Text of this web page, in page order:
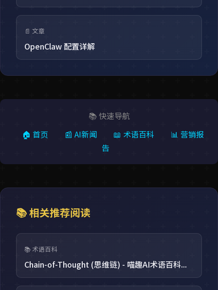
📄 文章
OpenClaw 配置详解
📚 快速导航
🏠 首页
📰 AI新闻 📖 术语百科
📊 营销报
告
📚 相关推荐阅读
📚 术语百科
Chain-of-Thought (思维链) - 喵趣AI术语百科...